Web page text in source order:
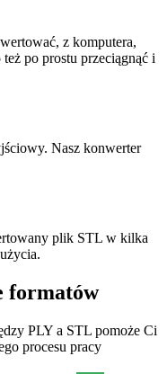
z komputera,
po prostu przeciągnąć i
Nasz konwerter
plik STL w kilka
formatów
PLY a STL pomoże Ci
procesu pracy